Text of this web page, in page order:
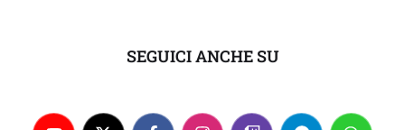
SEGUICI ANCHE SU